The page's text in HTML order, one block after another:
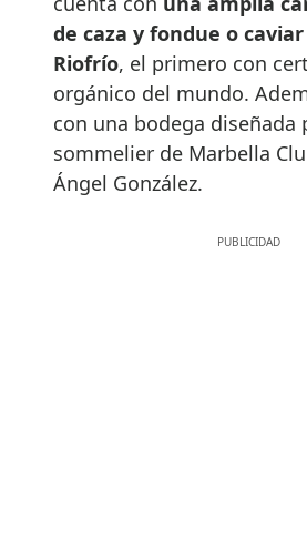
de caza y fondue o
Riofrío, el primero con
orgánico del mundo.
con una bodega diseñada
sommelier de Marbella
Ángel González.